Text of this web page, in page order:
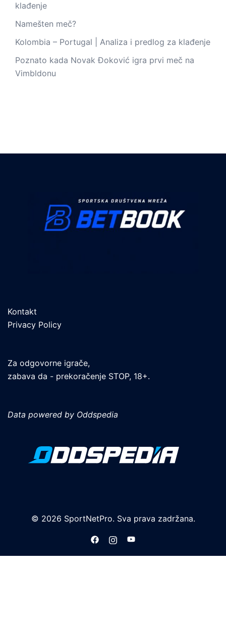
klađenje
Namešten meč?
Kolombia – Portugal | Analiza i predlog za klađenje
Poznato kada Novak Đoković igra prvi meč na
Vimbldonu
Kontakt
Privacy Policy
Za odgovorne igrače,
zabava da - prekoračenje STOP, 18+.
Data powered by Oddspedia
© 2026 SportNetPro. Sva prava zadržana.